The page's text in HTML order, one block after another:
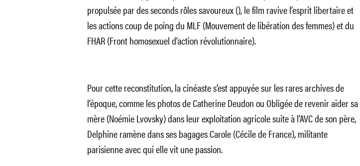
propulsée par des seconds rôles savoureux (), le film ravive l’esprit libertaire et
les actions coup de poing du MLF (Mouvement de libération des femmes) et du
FHAR (Front homosexuel d’action révolutionnaire).
Pour cette reconstitution, la cinéaste s’est appuyée sur les rares archives de
l’époque, comme les photos de Catherine Deudon ou Obligée de revenir aider sa
mère (Noémie Lvovsky) dans leur exploitation agricole suite à l’AVC de son père,
Delphine ramène dans ses bagages Carole (Cécile de France), militante
parisienne avec qui elle vit une passion.